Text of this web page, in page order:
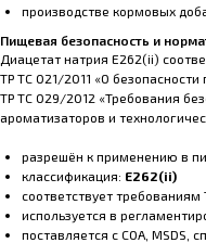
производстве кормовых
Пищевая безопасность и
Диацетат натрия E262(ii)
ТР ТС 021/2011 «О
ТР ТС 029/2012 «Требования
ароматизаторов и
разрешён к применению в
классификация: E262(ii)
соответствует
используется в
поставляется с COA, MSDS,